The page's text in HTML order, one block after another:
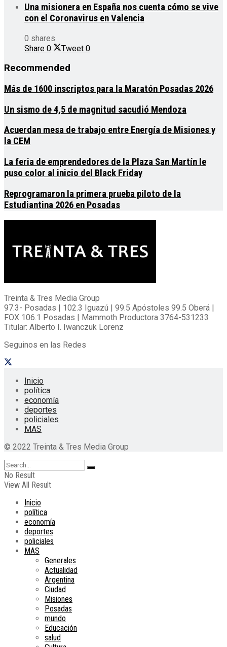
Una misionera en España nos cuenta cómo se vive
con el Coronavirus en Valencia
0 shares
Share 0 Tweet 0
Recommended
Más de 1600 inscriptos para la Maratón Posadas 2026
Un sismo de 4,5 de magnitud sacudió Mendoza
Acuerdan mesa de trabajo entre Energía de Misiones y
la CEM
La feria de emprendedores de la Plaza San Martín le
puso color al inicio del Black Friday
Reprogramaron la primera prueba piloto de la
Estudiantina 2026 en Posadas
Treinta & Tres Media Group
97.3- Posadas | 102.3 Iguazú | 99.5 Apóstoles 99.5 Oberá |
FOX 106.1 Posadas | Mammoth Productora 3764-531233
Titular: Alberto I. Iwanczuk Lorenz
Seguinos en las Redes
Inicio
política
economía
deportes
policiales
MAS
© 2022 Treinta & Tres Media Group
No Result
View All Result
Inicio
política
economía
deportes
policiales
MAS
Generales
Actualidad
Argentina
Ciudad
Misiones
Posadas
mundo
Educación
salud